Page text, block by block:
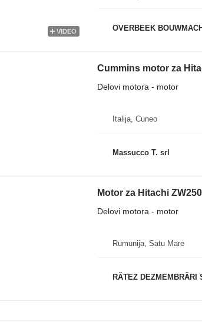
VIDEO OVERBEEK
Cummins motor za
Delovi motora - motor
Italija, Cuneo
Massucco T. srl
Motor za Hitachi
Delovi motora - motor
Rumunija, Satu Mare
RĂTEZ DEZMEMBRĂRI